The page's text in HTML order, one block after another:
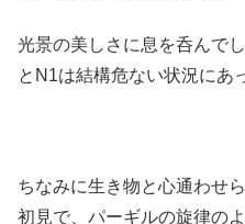
光景の美しさに息を呑んで
とN1は結構危ない状況にあ
ちなみに生き物と心通わせ
初見で、パーギルの旋律の